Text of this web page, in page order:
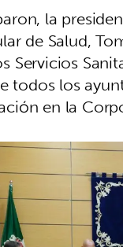
la
de Salud,
Servicios
todos los
en la